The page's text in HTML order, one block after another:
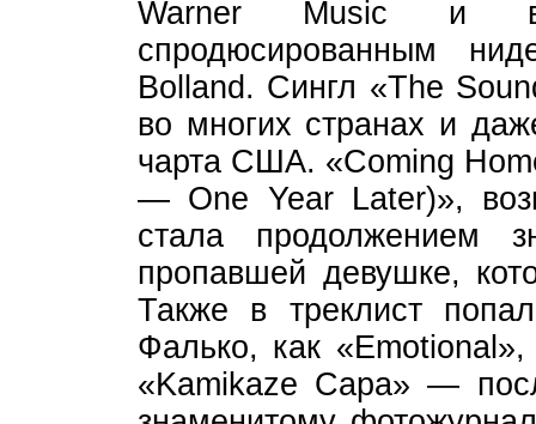
Warner Music и
спродюсированным
Bolland. Сингл «The
во многих странах и
чарта США. «Coming
— One Year Later)»,
стала продолжением
пропавшей девушке,
Также в треклист
Фалько, как
«Kamikaze Capa» —